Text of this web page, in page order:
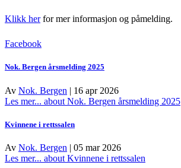
Klikk herfor mer informasjon og påmelding.
Facebook
Nok. Bergen årsmelding 2025
Av Nok. Bergen | 16 apr 2026
Les mer... about Nok. Bergen årsmelding 2025
Kvinnene i rettssalen
Av Nok. Bergen | 05 mar 2026
Les mer... about Kvinnene i rettssalen